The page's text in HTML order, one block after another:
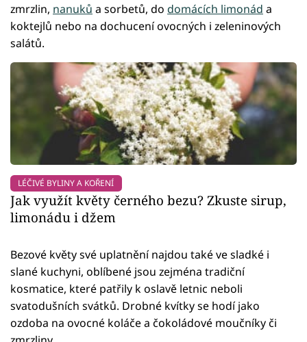
zmrzlin, nanuků a sorbetů, do domácích limonád a
koktejlů nebo na dochucení ovocných i zeleninových
salátů.
LÉČIVÉ BYLINY A KOŘENÍ
Jak využít květy černého bezu? Zkuste sirup,
limonádu i džem
Bezové květy své uplatnění najdou také ve sladké i
slané kuchyni, oblíbené jsou zejména tradiční
kosmatice, které patřily k oslavě letnic neboli
svatodušních svátků. Drobné kvítky se hodí jako
ozdoba na ovocné koláče a čokoládové moučníky či